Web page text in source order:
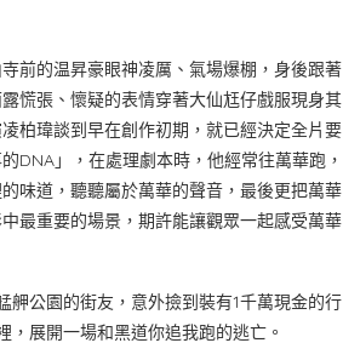
前的温昇豪眼神凌厲、氣場爆棚，身後跟著
慌張、懷疑的表情穿著大仙尪仔戲服現身其
柏瑋談到早在創作初期，就已經決定全片要
DNA」，在處理劇本時，他經常往萬華跑，
味道，聽聽屬於萬華的聲音，最後更把萬華
最重要的場景，期許能讓觀眾一起感受萬華
公園的街友，意外撿到裝有1千萬現金的行
展開一場和黑道你追我跑的逃亡。